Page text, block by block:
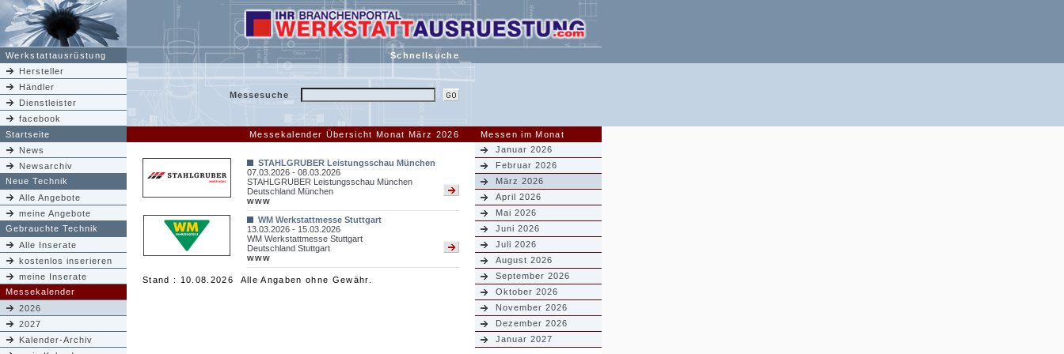
Werkstattausrüstung
Schnellsuche
Hersteller
Händler
Dienstleister
facebook
Messesuche
Startseite Messekalender Übersicht Monat März 2026
Messen im Monat
News
Newsarchiv
Neue Technik
Alle Angebote
meine Angebote
Gebrauchte Technik
Alle Inserate
kostenlos inserieren
meine Inserate
Messekalender
2026
2027
Kalender-Archiv
STAHLGRUBER Leistungsschau München
07.03.2026 - 08.03.2026
STAHLGRUBER Leistungsschau München
Deutschland München
www
WM Werkstattmesse Stuttgart
13.03.2026 - 15.03.2026
WM Werkstattmesse Stuttgart
Deutschland Stuttgart
www
Stand : 10.08.2026 Alle Angaben ohne Gewähr.
Januar 2026
Februar 2026
März 2026
April 2026
Mai 2026
Juni 2026
Juli 2026
August 2026
September 2026
Oktober 2026
November 2026
Dezember 2026
Januar 2027